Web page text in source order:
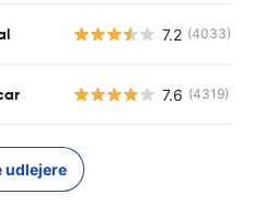
7.2 (4033)
7.6 (4319)
udlejere